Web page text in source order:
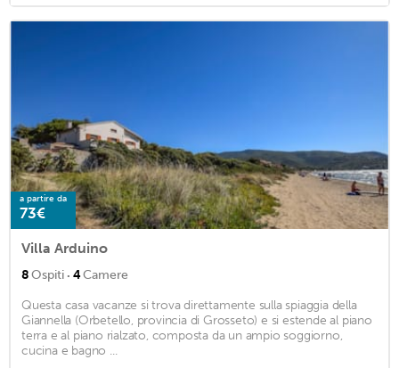
a partire da
73€
Villa Arduino
8Ospiti · 4Camere
Questa casa vacanze si trova direttamente sulla spiaggia della
Giannella (Orbetello, provincia di Grosseto) e si estende al piano
terra e al piano rialzato, composta da un ampio soggiorno,
cucina e bagno ...